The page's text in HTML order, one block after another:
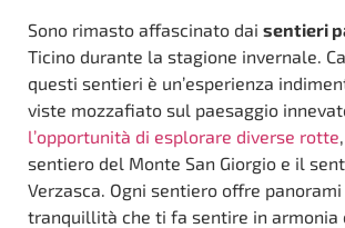
Sono rimasto affascinato dai sentieri
Ticino durante la stagione invernale.
questi sentieri è un’esperienza
viste mozzafiato sul paesaggio
l’opportunità di esplorare diverse rotte
sentiero del Monte San Giorgio e il
Verzasca. Ogni sentiero offre
tranquillità che ti fa sentire in armonia